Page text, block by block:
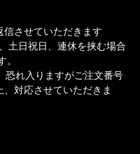
させていただきます
土日祝日、連休を挟む場合
恐れ入りますがご注文番号
対応させていただきま